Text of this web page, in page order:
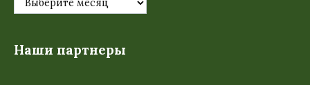
Наши партнеры